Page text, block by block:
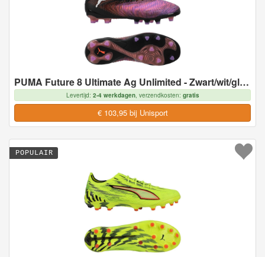
PUMA Future 8 Ultimate Ag Unlimited - Zwart/wit/gloeiend Rood Dames - Kunstgras (Ag), maat 40
Levertijd: 2-4 werkdagen, verzendkosten: gratis
€ 103,95 bij Unisport
POPULAIR